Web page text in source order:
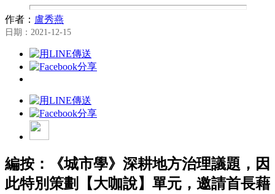
作者： 盧秀燕
日期：2021-12-15
編按：《城市學》深耕地方治理議題，因
此特別策劃【大咖說】單元，邀請首長藉